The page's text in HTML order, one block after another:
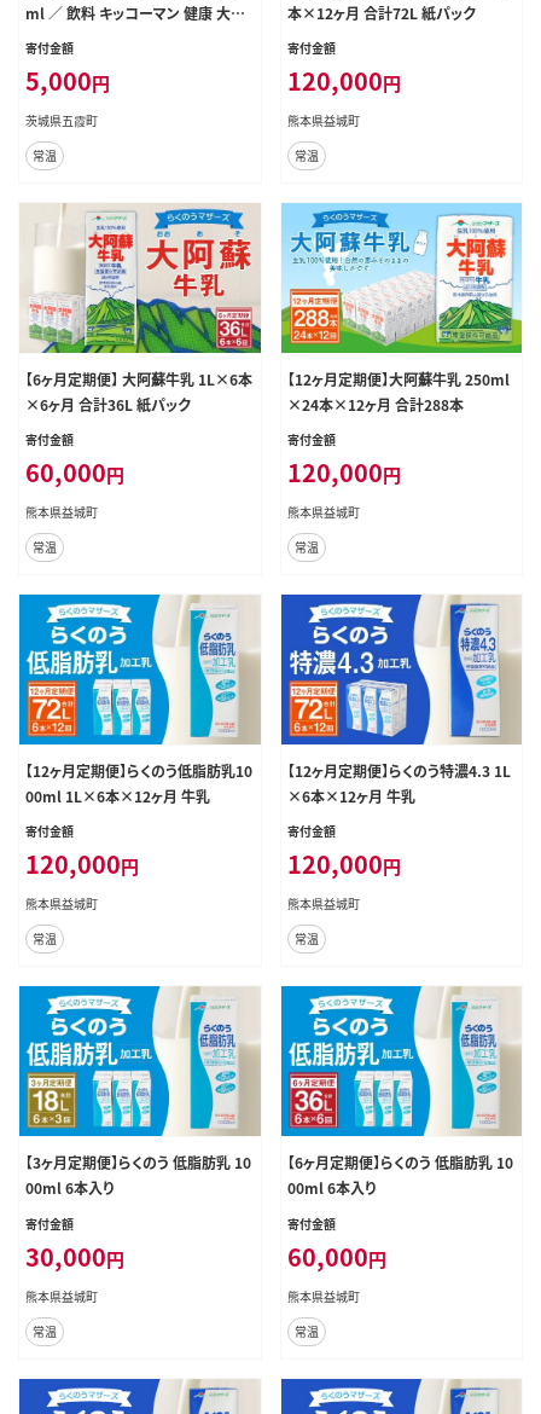
ml ／ 飲料 キッコーマン 健康 大豆
調整豆乳 栄養 大豆たんぱく タンパ
寄付金額
5,000円
茨城県五霞町
常温
本×12ヶ月 合計72L 紙パック
寄付金額
120,000円
熊本県益城町
常温
【6ヶ月定期便】 大阿蘇牛乳 1L×6本
×6ヶ月 合計36L 紙パック
寄付金額
60,000円
熊本県益城町
常温
【12ヶ月定期便】大阿蘇牛乳 250ml
×24本×12ヶ月 合計288本
寄付金額
120,000円
熊本県益城町
常温
【12ヶ月定期便】らくのう低脂肪乳10
00ml 1L×6本×12ヶ月 牛乳
寄付金額
120,000円
熊本県益城町
常温
【12ヶ月定期便】らくのう特濃4.3 1L
×6本×12ヶ月 牛乳
寄付金額
120,000円
熊本県益城町
常温
【3ヶ月定期便】らくのう 低脂肪乳 10
00ml 6本入り
寄付金額
30,000円
熊本県益城町
常温
【6ヶ月定期便】らくのう 低脂肪乳 10
00ml 6本入り
寄付金額
60,000円
熊本県益城町
常温